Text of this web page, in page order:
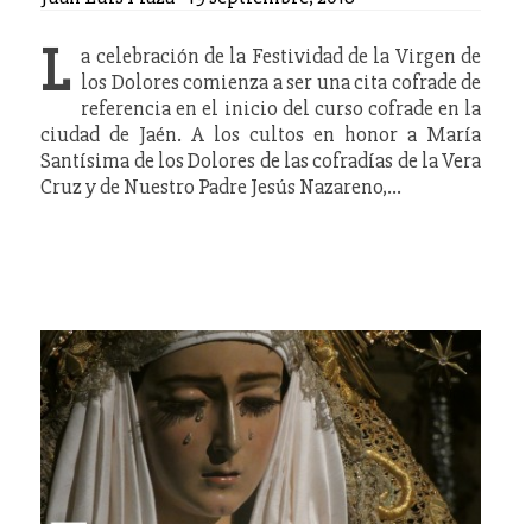
L a celebración de la Festividad de la Virgen de
los Dolores comienza a ser una cita cofrade de
referencia en el inicio del curso cofrade en la
ciudad de Jaén. A los cultos en honor a María
Santísima de los Dolores de las cofradías de la Vera
Cruz y de Nuestro Padre Jesús Nazareno,…